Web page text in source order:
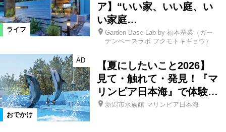
ライフ
ア】“いい家、いい庭、い
い家庭…
Garden Base Lab by 福本基業（ガー
デンベースラボ フクモトキギョウ）
おでかけ
AD
【夏にしたいこと2026】
見て・触れて・発見！『マ
リンピア日本海』で体験…
新潟市水族館 マリンピア日本海